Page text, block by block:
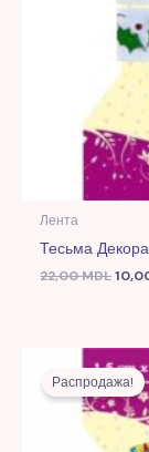
Лента
Тесьма
22,00MDL
Распродажа!
цена